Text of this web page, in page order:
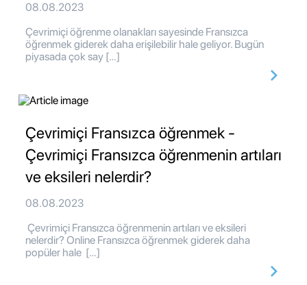
08.08.2023
Çevrimiçi öğrenme olanakları sayesinde Fransızca
öğrenmek giderek daha erişilebilir hale geliyor. Bugün
piyasada çok say […]
Çevrimiçi Fransızca öğrenmek -
Çevrimiçi Fransızca öğrenmenin artıları
ve eksileri nelerdir?
08.08.2023
Çevrimiçi Fransızca öğrenmenin artıları ve eksileri
nelerdir? Online Fransızca öğrenmek giderek daha
popüler hale […]